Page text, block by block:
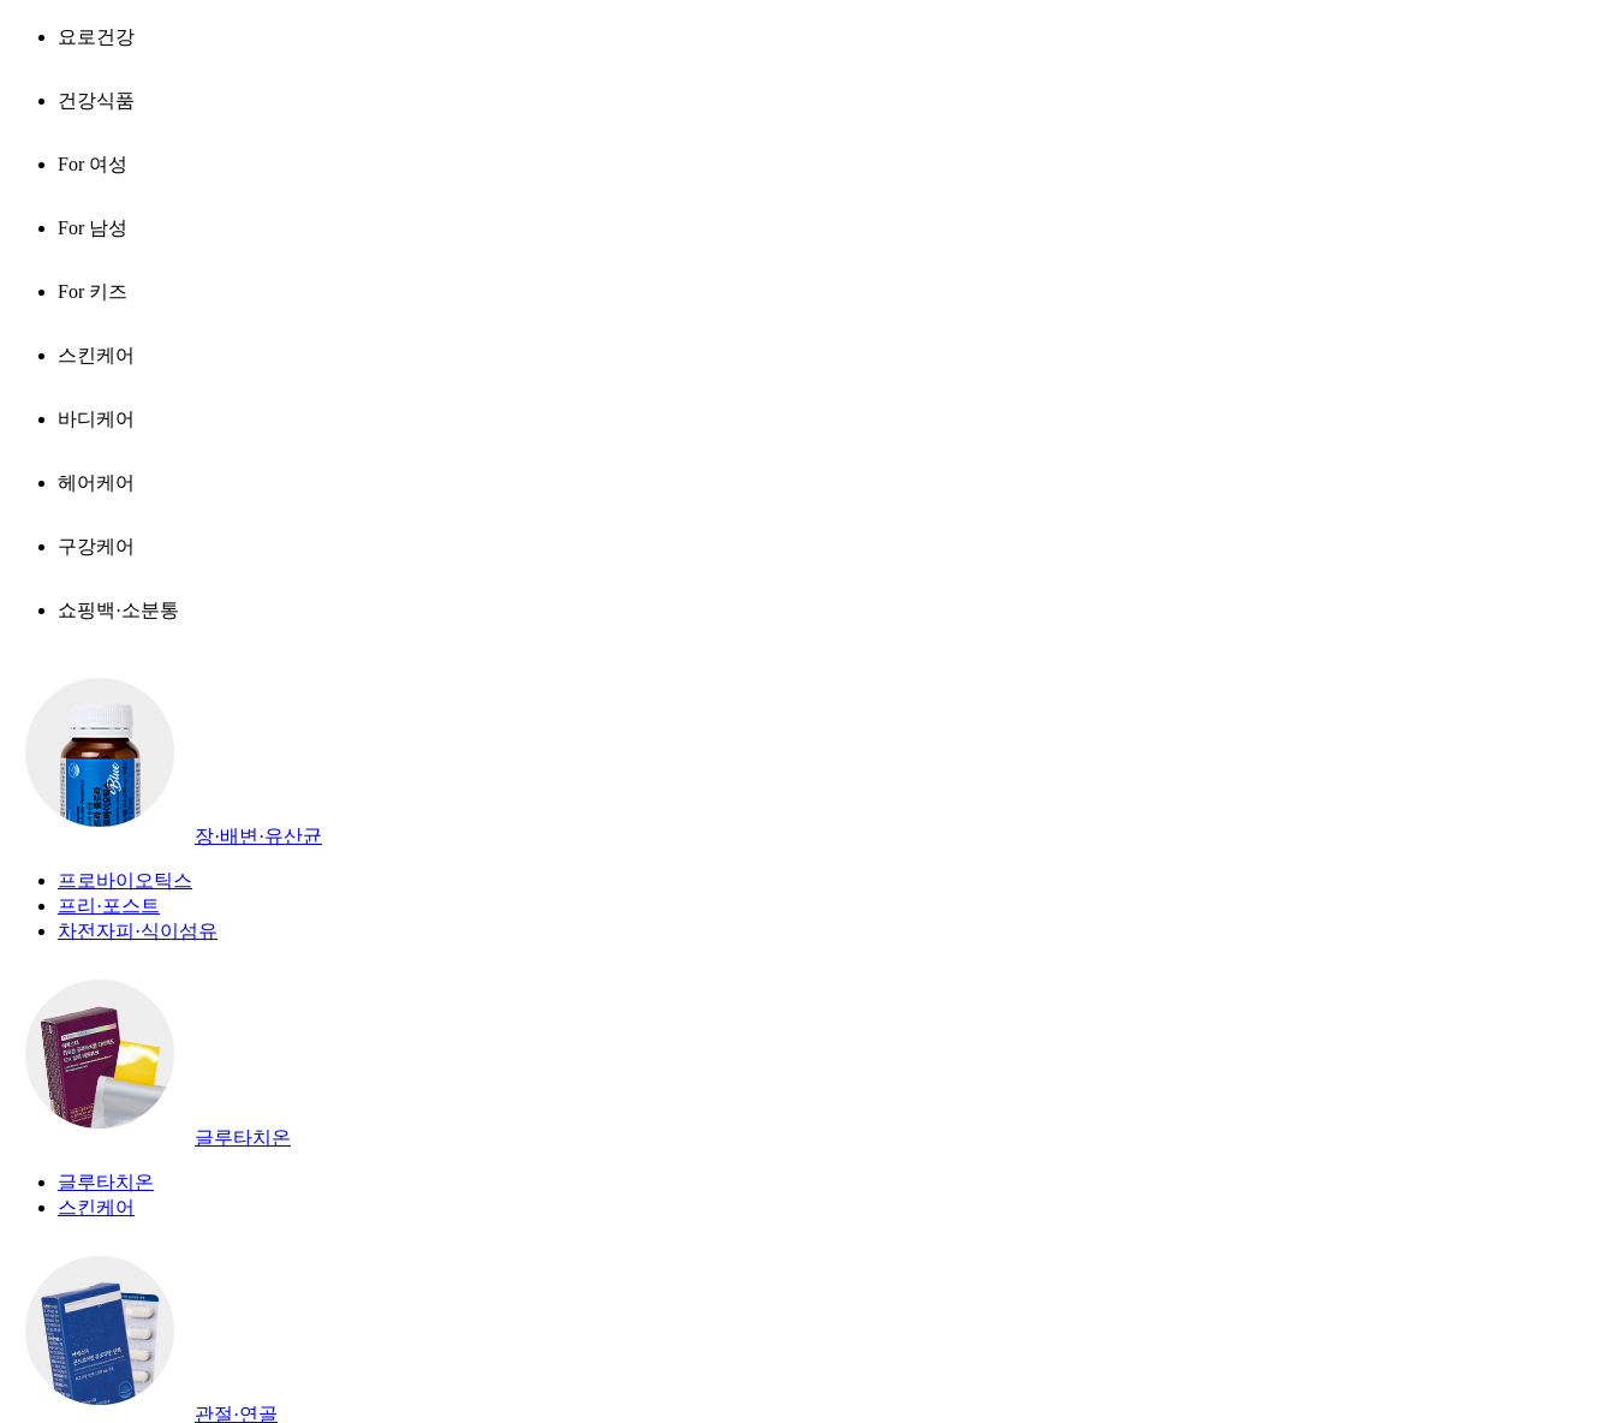
요로건강
건강식품
For 여성
For 남성
For 키즈
스킨케어
바디케어
헤어케어
구강케어
쇼핑백·소분통
장·배변·유산균
프로바이오틱스
프리·포스트
차전자피·식이섬유
글루타치온
글루타치온
스킨케어
관절·연골